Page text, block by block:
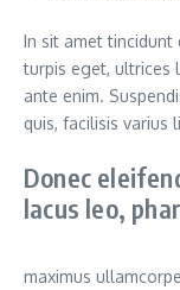
In sit amet tincidunt
turpis eget, ultrices
ante enim.
quis, facilisis varius
Donec
lacus leo,
maximus